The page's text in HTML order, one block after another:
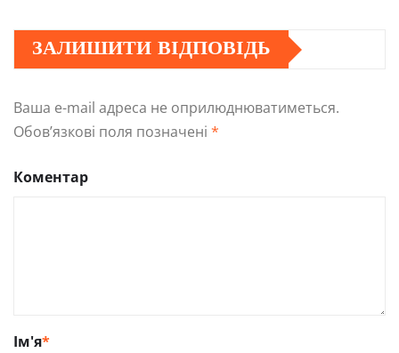
ЗАЛИШИТИ ВІДПОВІДЬ
Ваша e-mail адреса не оприлюднюватиметься.
Обов’язкові поля позначені *
Коментар
Ім'я*